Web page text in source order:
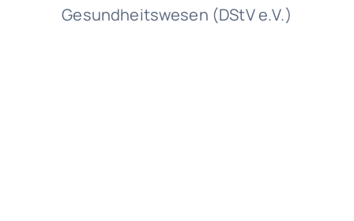
Gesundheitswesen (DStV e.V.)